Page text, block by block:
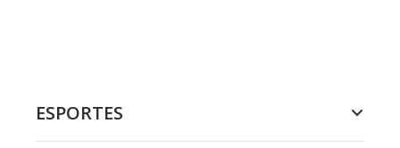
ESPORTES